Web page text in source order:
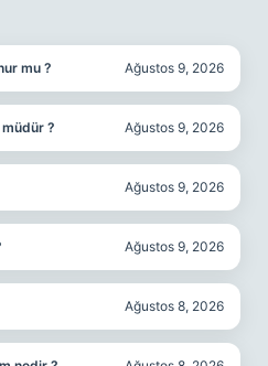
mu ? Ağustos 9, 2026
? Ağustos 9, 2026
Ağustos 9, 2026
Ağustos 9, 2026
Ağustos 8, 2026